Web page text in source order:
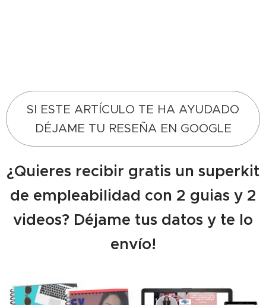
SI ESTE ARTÍCULO TE HA AYUDADO
DÉJAME TU RESEÑA EN GOOGLE
¿Quieres recibir gratis un superkit
de empleabilidad con 2 guias y 2
videos? Déjame tus datos y te lo
envío!